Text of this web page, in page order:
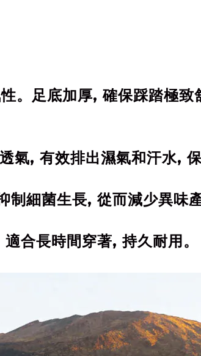
。足底加厚, 確保踩踏極
, 有效排出濕氣和汗水, 保
細菌生長, 從而減少異味
合長時間穿著, 持久耐用。